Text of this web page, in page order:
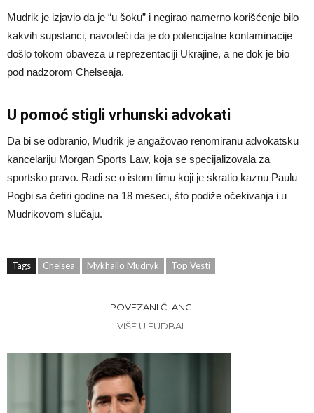
Mudrik je izjavio da je “u šoku” i negirao namerno korišćenje bilo
kakvih supstanci, navodeći da je do potencijalne kontaminacije
došlo tokom obaveza u reprezentaciji Ukrajine, a ne dok je bio
pod nadzorom Chelseaja.
U pomoć stigli vrhunski advokati
Da bi se odbranio, Mudrik je angažovao renomiranu advokatsku
kancelariju Morgan Sports Law, koja se specijalizovala za
sportsko pravo. Radi se o istom timu koji je skratio kaznu Paulu
Pogbi sa četiri godine na 18 meseci, što podiže očekivanja i u
Mudrikovom slučaju.
Tags Chelsea Mykhailo Mudryk Top Vesti
POVEZANI ČLANCI
VIŠE U FUDBAL